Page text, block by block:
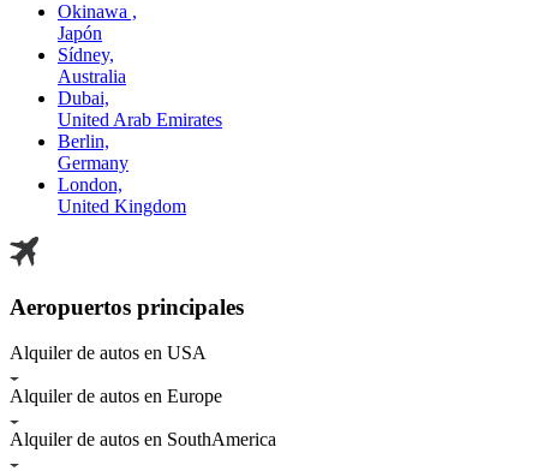
Okinawa ,
Japón
Sídney,
Australia
Dubai,
United Arab Emirates
Berlin,
Germany
London,
United Kingdom
Aeropuertos principales
Alquiler de autos en USA
Alquiler de autos en Europe
Alquiler de autos en SouthAmerica